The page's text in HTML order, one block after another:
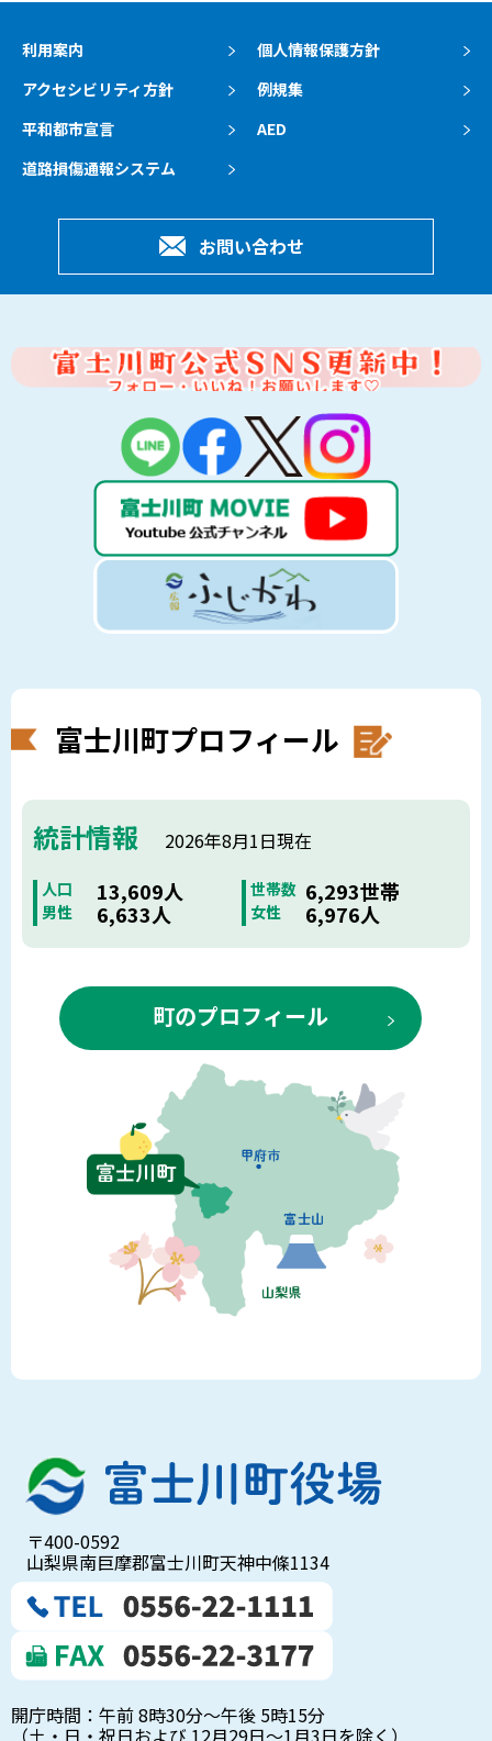
利用案内
個人情報保護方針
アクセシビリティ方針
例規集
平和都市宣言
AED
道路損傷通報システム
お問い合わせ
富士川町プロフィール
統計情報 2026年8月1日現在
人口 13,609人 世帯数 6,293世帯
男性 6,633人 女性 6,976人
町のプロフィール
〒400-0592
山梨県南巨摩郡富士川町天神中條1134
開庁時間：午前 8時30分～午後 5時15分
（土・日・祝日および 12月29日～1月3日を除く）